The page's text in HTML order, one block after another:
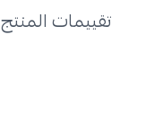
تقييمات المنتج